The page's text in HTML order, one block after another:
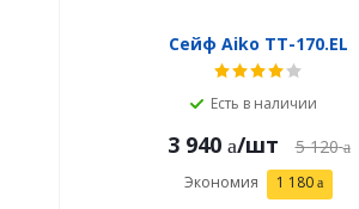
Сейф Aiko ТТ-170.EL
Есть в наличии
3 940 /шт 5 120
Экономия 1 180